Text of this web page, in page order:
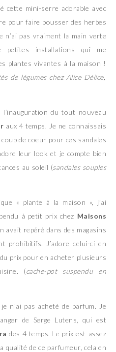
cette mini-serre adorable avec
pour faire pousser des herbes
n’ai pas vraiment la main verte
petites installations qui me
plantes vivantes à la maison !
de légumes chez Alice Délice,
l’inauguration du tout nouveau
aux 4 temps. Je ne connaissais
de coeur pour ces sandales
leur look et je compte bien
au soleil (sandales souples
« plante à la maison », j’ai
à petit prix chez Maisons
avait repéré dans des magasins
prohibitifs. J’adore celui-ci en
prix pour en acheter plusieurs
(cache-pot suspendu en
n’ai pas acheté de parfum. Je
de Serge Lutens, qui est
des 4 temps. Le prix est assez
qualité de ce parfumeur, cela en